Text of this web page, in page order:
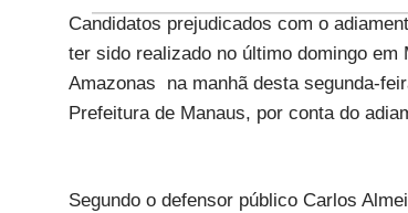
Candidatos prejudicados com o
ter sido realizado no último domingo
Amazonas na manhã desta segunda-
Prefeitura de Manaus, por conta do
Segundo o defensor público Carlos